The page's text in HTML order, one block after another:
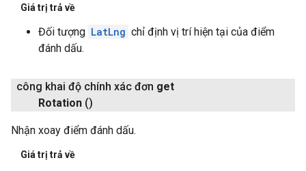
Giá trị trả về
Đối tượng LatLng chỉ định vị trí hiện tại của điểm
đánh dấu.
công khai độ chính xác đơn get
Rotation ()
Nhận xoay điểm đánh dấu.
Giá trị trả về